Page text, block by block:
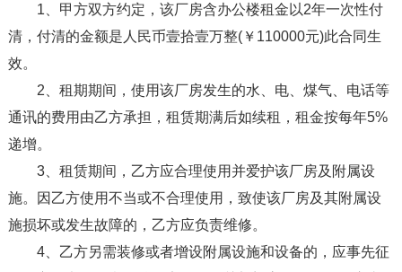
1、甲方双方约定，该厂房含办公楼租金以2年一次性付
清，付清的金额是人民币壹拾壹万整(￥110000元)此合同生
效。
2、租期期间，使用该厂房发生的水、电、煤气、电话等
通讯的费用由乙方承担，租赁期满后如续租，租金按每年5%
递增。
3、租赁期间，乙方应合理使用并爱护该厂房及附属设
施。因乙方使用不当或不合理使用，致使该厂房及其附属设
施损坏或发生故障的，乙方应负责维修。
4、乙方另需装修或者增设附属设施和设备的，应事先征